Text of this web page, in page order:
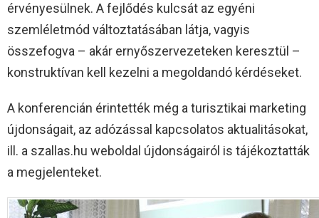
érvényesülnek. A fejlődés kulcsát az egyéni
szemléletmód változtatásában látja, vagyis
összefogva – akár ernyőszervezeteken keresztül –
konstruktívan kell kezelni a megoldandó kérdéseket.
A konferencián érintették még a turisztikai marketing
újdonságait, az adózással kapcsolatos aktualitásokat,
ill. a szallas.hu weboldal újdonságairól is tájékoztatták
a megjelenteket.